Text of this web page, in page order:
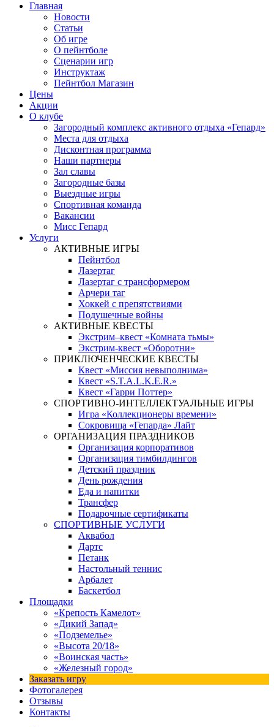
Главная
Новости
Статьи
Об игре
О пейнтболе
Сценарии игр
Инструктаж
Пейнтбол Магазин
Цены
Акции
О клубе
Загородный комплекс активного отдыха «Гепард»
Места для отдыха
Дисконтная программа
Наши партнеры
Зал славы
Загородные базы
Выездные игры
Спортивная команда
Вакансии
Мисс Гепард
Услуги
АКТИВНЫЕ ИГРЫ
Пейнтбол
Лазертаг
Лазертаг с трансформером
Арчери таг
Хоккей с препятствиями
Подушечные войны
АКТИВНЫЕ КВЕСТЫ
Экстрим–квест «Комната тьмы»
Экстрим-квест «Оборотни»
ПРИКЛЮЧЕНЧЕСКИЕ КВЕСТЫ
Квест «Миссия невыполнима»
Квест «S.T.A.L.K.E.R.»
Квест «Гарри Поттер»
СПОРТИВНО-ИНТЕЛЛЕКТУАЛЬНЫЕ ИГРЫ
Игра «Коллекционеры времени»
Сокровища «Гепарда» Лайт
ОРГАНИЗАЦИЯ ПРАЗДНИКОВ
Организация корпоративов
Организация тимбилдингов
Детский праздник
День рождения
Еда и напитки
Трансфер
Подарочные сертификаты
СПОРТИВНЫЕ УСЛУГИ
Аквабол
Дартс
Петанк
Настольный теннис
Арбалет
Баскетбол
Площадки
«Крепость Камелот»
«Дикий Запад»
«Подземелье»
«Высота 20/18»
«Воинская часть»
«Железный город»
Заказать игру
Фотогалерея
Отзывы
Контакты